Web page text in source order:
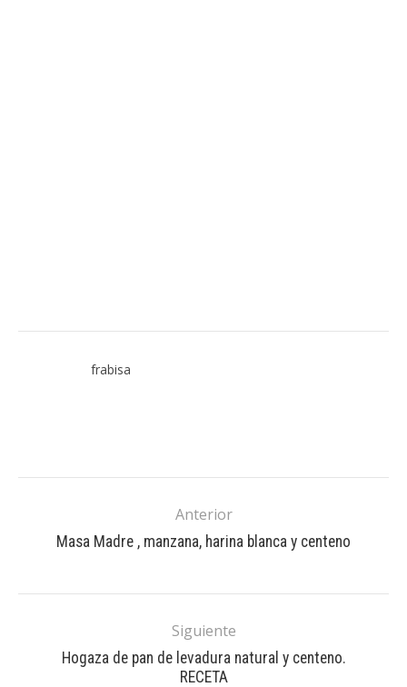
frabisa
Anterior
Masa Madre , manzana, harina blanca y centeno
Siguiente
Hogaza de pan de levadura natural y centeno.
RECETA